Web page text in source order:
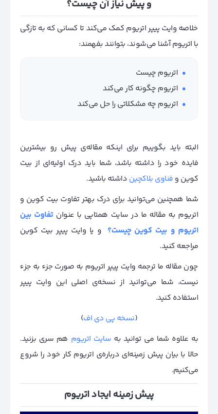
و پیش نیاز آن چیست؟
خلاصه وایت پیپر اتریوم کمک می‌کند تا کسانی که به تازگی
با اتریوم آشنا می‌شوند، بتوانند بفهمند:
اتریوم چیست
اتریوم چگونه کار می‌کند
اتریوم چه مشکلاتی را حل می‌کند
البته باید بگوییم برای اینکه مقاله‌ی پیش رو بیشترین
فایده خود را داشته باشد، شما باید درک اولیه‌ای از بیت
کوین و فناوی بلاکچین داشته باشید.
شما همچنین می‌توانید برای درک بهتر تفاوت بیت کوین و
اتریوم به مقاله ما در سایت همتا‌پی با عنوان تفاوت بین
اتریوم و بیت کوین چیست؟ و یا وایت پیپر بیت کوین
مراجعه کنید.
چون مقاله ما ترجمه وایت پیپر اتریوم به صورت جزء به جزء
نیست، شما می‌توانید از نسخه‌ی اصلی این وایت پیپر
استفاده کنید.
(نسخه پی دی اف)
به علاوه شما می توانید به سایت اتریوم هم سری بزنید.
حالا با بیان پیش زمینه‌ای درباره‌ی اتریوم کار خود را شروع
می‌کنیم.
پیش زمینه ایجاد اتریوم